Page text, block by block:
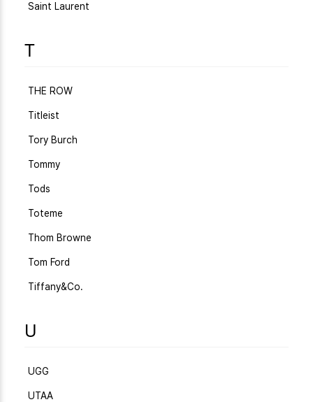
Saint Laurent
T
THE ROW
Titleist
Tory Burch
Tommy
Tods
Toteme
Thom Browne
Tom Ford
Tiffany&Co.
U
UGG
UTAA